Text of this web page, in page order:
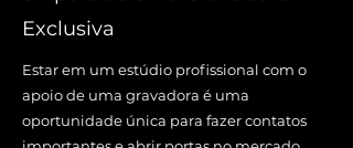
Exclusiva
Estar em um estúdio profissional com o
apoio de uma gravadora é uma
oportunidade única para fazer contatos